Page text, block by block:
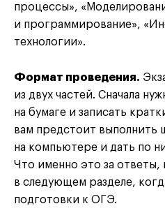
процессы»,
и программирование»,
технологии».
Формат проведения.
из двух частей. Сначала
на бумаге и записать
вам предстоит выполнить
на компьютере и дать по
Что именно это за
в следующем разделе,
подготовки к ОГЭ.